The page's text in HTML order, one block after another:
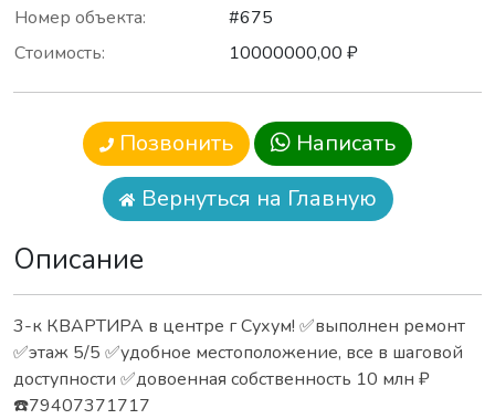
Номер объекта:
#675
Стоимость:
10000000,00 ₽
Позвонить
Написать
Вернуться на Главную
Описание
3-к КВАРТИРА в центре г Сухум! ✅выполнен ремонт
✅этаж 5/5 ✅удобное местоположение, все в шаговой
доступности ✅довоенная собственность 10 млн ₽
☎️79407371717